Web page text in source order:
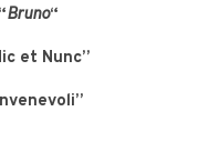
Bruno“
et Nunc”